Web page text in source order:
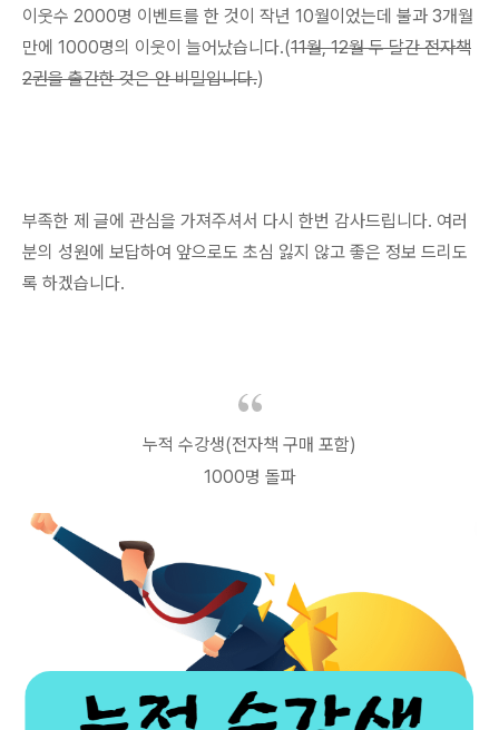
이웃수 2000명 이벤트를 한 것이 작년 10월이었는데 불과 3개월
만에 1000명의 이웃이 늘어났습니다.(11월, 12월 두 달간 전자책
2권을 출간한 것은 안 비밀입니다.)
부족한 제 글에 관심을 가져주셔서 다시 한번 감사드립니다. 여러
분의 성원에 보답하여 앞으로도 초심 잃지 않고 좋은 정보 드리도
록 하겠습니다.
누적 수강생(전자책 구매 포함)
1000명 돌파